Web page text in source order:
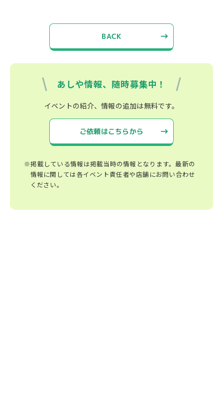
BACK
あしや情報、随時募集中！
イベントの紹介、情報の追加は無料です。
ご依頼はこちらから
※掲載している情報は掲載当時の情報となります。最新の
情報に関しては各イベント責任者や店舗にお問い合わせ
ください。